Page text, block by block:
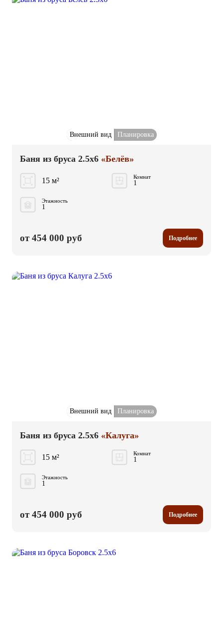
Внешний вид Планировка
Баня из бруса 2.5x6 «Белёв»
15 м² Комнат
1
Этажность
1
от 454 000 руб Подробнее
Внешний вид Планировка
Баня из бруса 2.5x6 «Калуга»
15 м² Комнат
1
Этажность
1
от 454 000 руб Подробнее